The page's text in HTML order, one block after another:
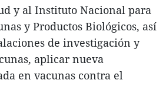
y al Instituto Nacional para
y Productos Biológicos, así
de investigación y
aplicar nueva
en vacunas contra el